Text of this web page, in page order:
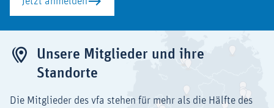
Unsere Mitglieder und ihre
Standorte
Die Mitglieder des vfa stehen für mehr als die Hälfte des